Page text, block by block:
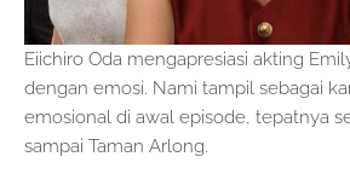
Eiichiro Oda mengapresiasi akting
dengan emosi. Nami tampil sebagai
emosional di awal episode, tepatnya
sampai Taman Arlong.